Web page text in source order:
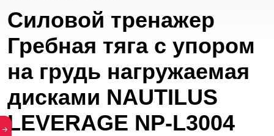
Силовой тренажер
Гребная тяга с упором
на грудь нагружаемая
дисками NAUTILUS
LEVERAGE NP-L3004